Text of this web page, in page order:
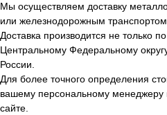
Мы осуществляем доставку
или железнодорожным
Доставка производится не только
Центральному Федеральному
России.
Для более точного определения
вашему персональному
сайте.